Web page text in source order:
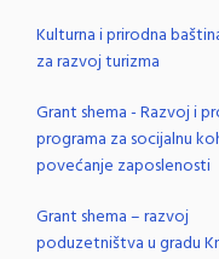
Kulturna i prirodna
za razvoj turizma
Grant shema - Razvoj i
programa za socijalnu
povećanje zaposlenosti
Grant shema – razvoj
poduzetništva u gradu